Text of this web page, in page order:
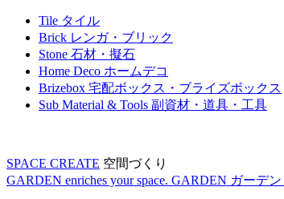
Tile タイル
Brick レンガ・ブリック
Stone 石材・擬石
Home Deco ホームデコ
Brizebox 宅配ボックス・ブライズボックス
Sub Material & Tools 副資材・道具・工具
SPACE CREATE 空間づくり
GARDEN enriches your space. GARDEN ガーデン